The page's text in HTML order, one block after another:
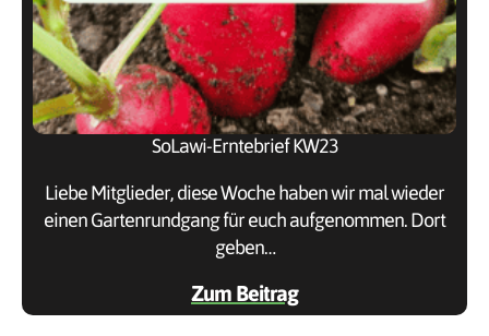
SoLawi-Erntebrief KW23
Liebe Mitglieder, diese Woche haben wir mal wieder
einen Gartenrundgang für euch aufgenommen. Dort
geben…
Zum Beitrag